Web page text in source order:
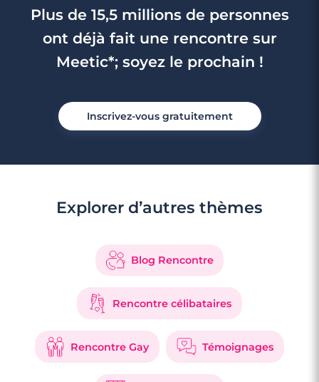
Rencontre à Villeparisis
Plus de 15,5 millions de personnes
ont déjà fait une rencontre sur
Meetic*; soyez le prochain !
Inscrivez-vous gratuitement
Explorer d’autres thèmes
Blog Rencontre
Rencontre célibataires
Rencontre Gay Témoignages